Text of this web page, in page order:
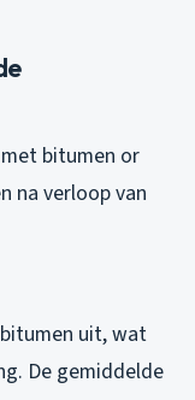
bitumen or
na verloop van
uit, wat
De gemiddelde